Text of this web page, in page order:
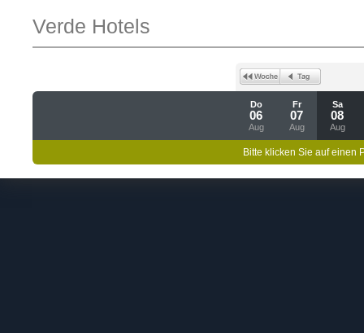
Verde Hotels
Do
06
Aug
Fr
07
Aug
Sa
08
Aug
Bitte klicken Sie auf einen